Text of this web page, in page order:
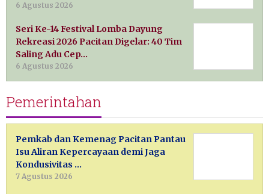
6 Agustus 2026
Seri Ke-14 Festival Lomba Dayung
Rekreasi 2026 Pacitan Digelar: 40 Tim
Saling Adu Cep…
6 Agustus 2026
Pemerintahan
Pemkab dan Kemenag Pacitan Pantau
Isu Aliran Kepercayaan demi Jaga
Kondusivitas …
7 Agustus 2026